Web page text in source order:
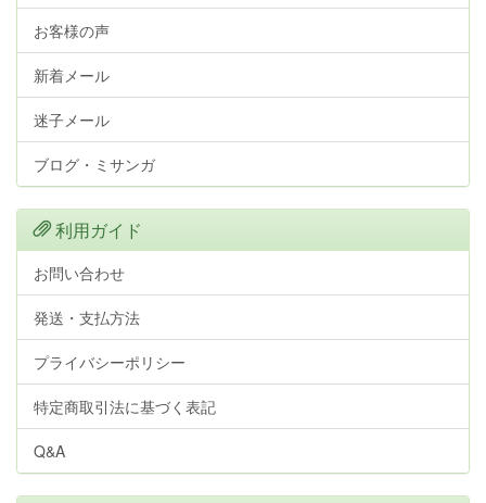
お客様の声
新着メール
迷子メール
ブログ・ミサンガ
利用ガイド
お問い合わせ
発送・支払方法
プライバシーポリシー
特定商取引法に基づく表記
Q&A